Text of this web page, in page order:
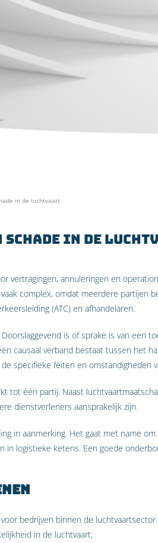
in de luchtvaart
in de
vertragingen, annuleringen en
complex, omdat meerdere partijen
(ATC) en afhandelaren.
is of sprake is van een
causaal verband bestaat tussen het
specifieke feiten en omstandigheden
tot één partij. Naast
dienstverleners aansprakelijk zijn.
in aanmerking. Het gaat met name om
in logistieke ketens. Een goede
bedrijven binnen de
in de luchtvaart;